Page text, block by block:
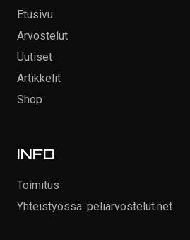
Etusivu
Arvostelut
Uutiset
Artikkelit
Shop
INFO
Toimitus
Yhteistyössä: peliarvostelut.net